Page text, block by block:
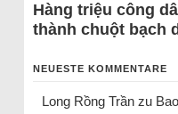
Hàng triệu công
thành chuột bạch
NEUESTE KOMMENTARE
Long Rồng Trầnzu